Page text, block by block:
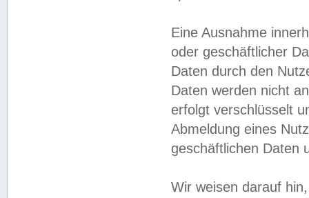
Eine Ausnahme
oder geschäftlicher
Daten durch den
Daten werden nicht
erfolgt verschlüsselt
Abmeldung eines
geschäftlichen Daten
Wir weisen darauf